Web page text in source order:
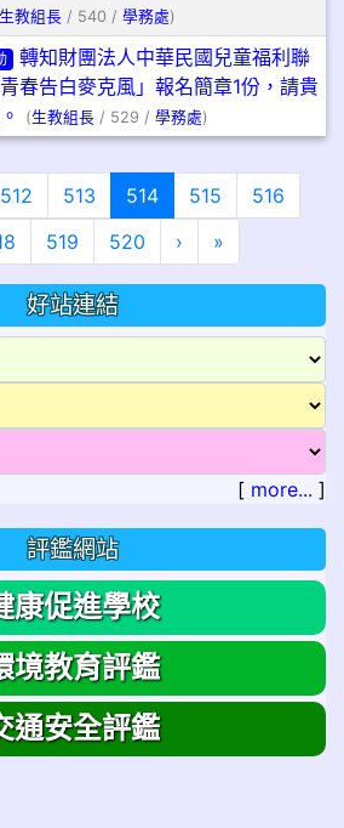
生教組長 / 540 / 學務處)
轉知財團法人中華民國兒童福利聯
春告白麥克風」報名簡章1份，請貴
(生教組長 / 529 / 學務處)
512 513 514(目前頁次)
515
516
519 520 ›下一頁
»最後頁
好站連結
[ more... ]
評鑑網站
康促進學校
境教育評鑑
通安全評鑑